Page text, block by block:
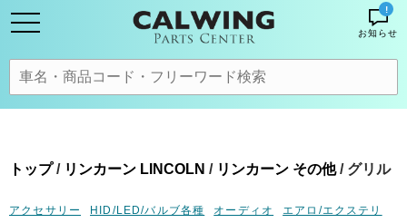
!
お知らせ
トップ/ リンカーン LINCOLN / リンカーン その他/ グリル
アクセサリー HID/LED/バルブ各種 オーディオ
エアロ/エクステリ